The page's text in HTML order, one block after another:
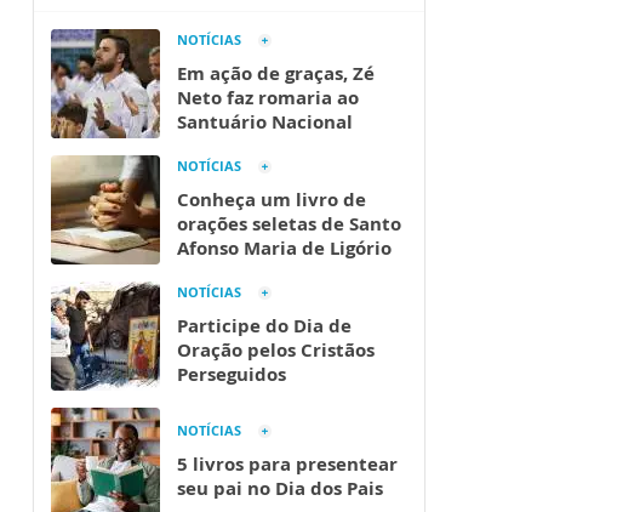
NOTÍCIAS
Em ação de graças, Zé
Neto faz romaria ao
Santuário Nacional
NOTÍCIAS
Conheça um livro de
orações seletas de Santo
Afonso Maria de Ligório
NOTÍCIAS
Participe do Dia de
Oração pelos Cristãos
Perseguidos
NOTÍCIAS
5 livros para presentear
seu pai no Dia dos Pais